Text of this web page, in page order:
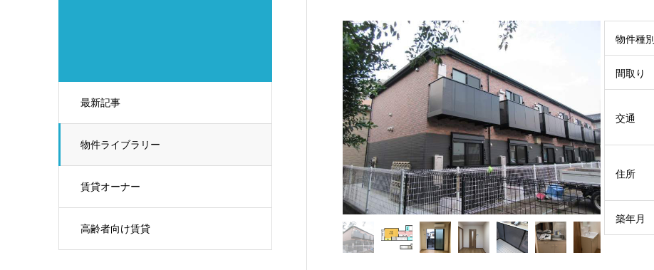
最新記事
物件ライブラリー
賃貸オーナー
高齢者向け賃貸

物件種別
間取り
交通
住所
築年月